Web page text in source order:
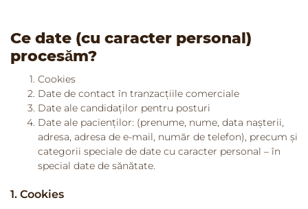
Ce date (cu caracter personal)
procesăm?
Cookies
Date de contact în tranzacțiile comerciale
Date ale candidaților pentru posturi
Date ale pacienților: (prenume, nume, data nașterii,
adresa, adresa de e-mail, număr de telefon), precum și
categorii speciale de date cu caracter personal – în
special date de sănătate.
1. Cookies